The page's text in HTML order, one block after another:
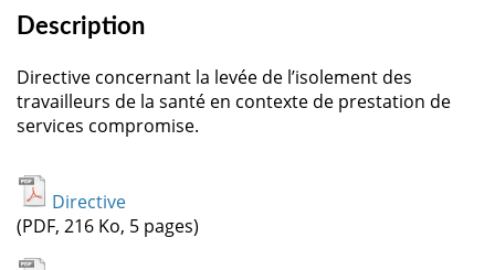
Description
Directive concernant la levée de l’isolement des
travailleurs de la santé en contexte de prestation de
services compromise.
Directive
(PDF, 216 Ko, 5 pages)